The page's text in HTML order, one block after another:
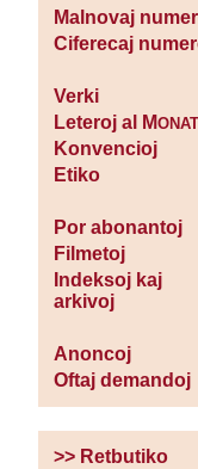
Malnovaj
Ciferecaj
Verki
Leteroj al M
Konvencioj
Etiko
Por abonantoj
Filmetoj
Indeksoj kaj
arkivoj
Anoncoj
Oftaj demandoj
>> Retbutiko